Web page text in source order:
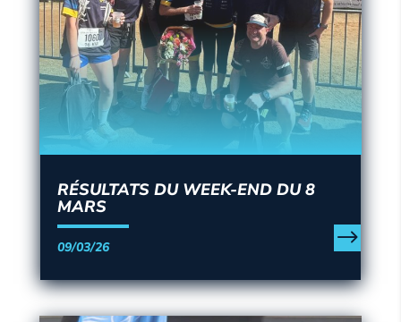
RÉSULTATS DU WEEK-END DU 8
MARS
09/03/26